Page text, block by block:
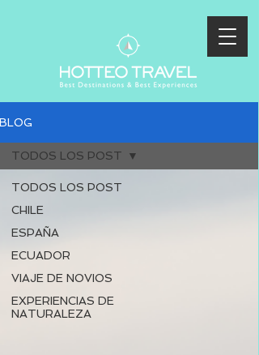
BLOG
TODOS LOS POST
CHILE
ESPAÑA
ECUADOR
VIAJE DE NOVIOS
EXPERIENCIAS DE
NATURALEZA
TODOS LOS POST